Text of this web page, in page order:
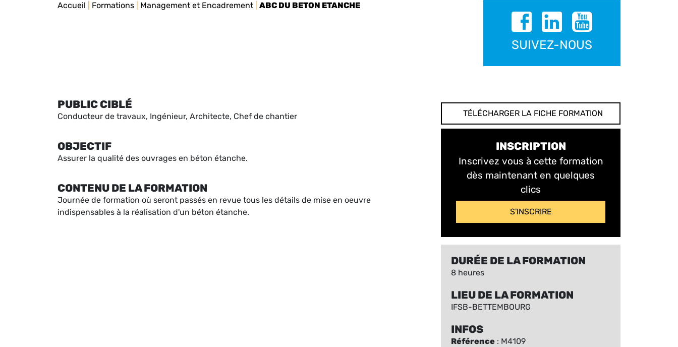
Accueil Formations Management et Encadrement ABC DU BETON ETANCHE
SUIVEZ-NOUS
PUBLIC CIBLÉ
Conducteur de travaux, Ingénieur, Architecte, Chef de chantier
OBJECTIF
Assurer la qualité des ouvrages en béton étanche.
CONTENU DE LA FORMATION
Journée de formation où seront passés en revue tous les détails de mise en oeuvre
indispensables à la réalisation d'un béton étanche.
TÉLÉCHARGER LA FICHE FORMATION
INSCRIPTION
Inscrivez vous à cette formation
dès maintenant en quelques
clics
S'INSCRIRE
DURÉE DE LA FORMATION
8 heures
LIEU DE LA FORMATION
IFSB-BETTEMBOURG
INFOS
Référence : M4109